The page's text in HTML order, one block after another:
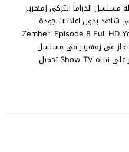
8 مترجم كاملة مسلسل الدراما التركي زمهرير
شاهد بدون اعلانات جودة
Zemheri Episode 8 Full HD
في زمهرير في مسلسل
زمهرير الحلقة 8 مترجم للعربية مباشر على قناة Show TV تحميل